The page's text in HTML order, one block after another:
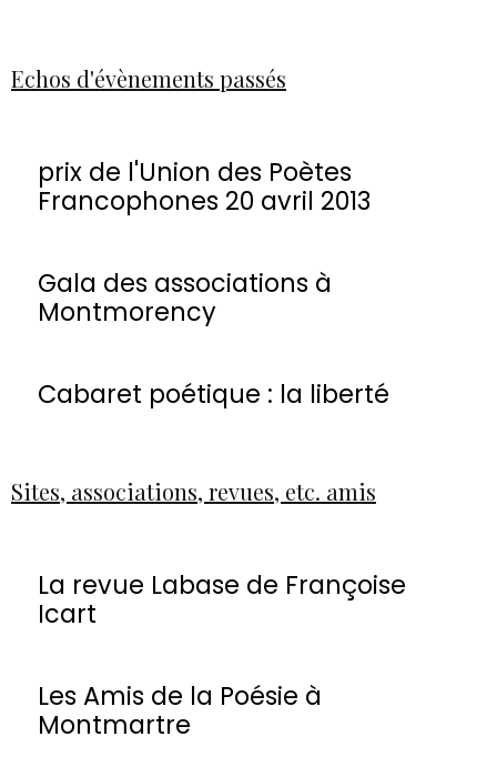
Echos d'évènements passés
prix de l'Union des Poètes
Francophones 20 avril 2013
Gala des associations à
Montmorency
Cabaret poétique : la liberté
Sites, associations, revues, etc. amis
La revue Labase de Françoise
Icart
Les Amis de la Poésie à
Montmartre